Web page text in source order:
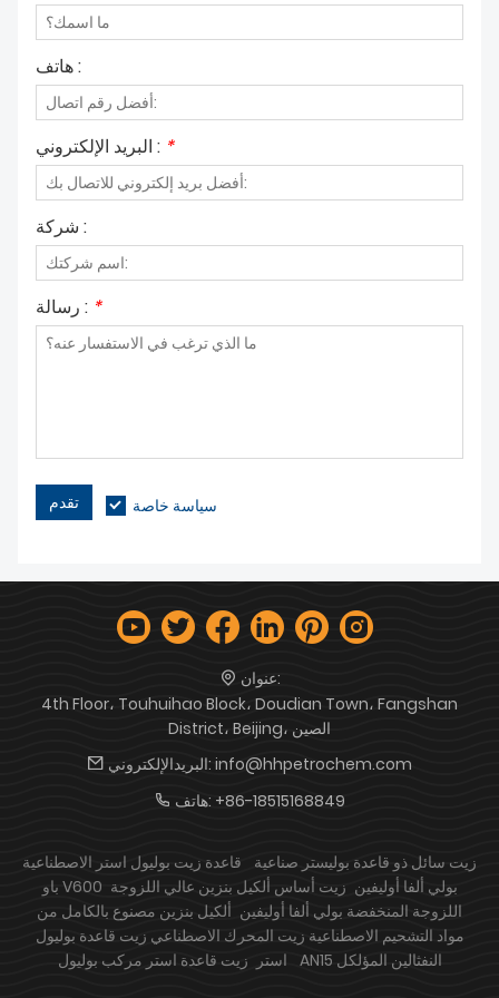
هاتف :
البريد الإلكتروني : *
شركة :
رسالة : *
تقدم سياسة خاصة
عنوان:
4th Floor، Touhuihao Block، Doudian Town، Fangshan
District، Beijing، الصين
البريدالإلكتروني: info@hhpetrochem.com
هاتف: +86-18515168849
زيت سائل ذو قاعدة بوليستر صناعية
قاعدة زيت بوليول استر الاصطناعية
باو V600 بولي ألفا أوليفين زيت أساس ألكيل بنزين عالي اللزوجة
اللزوجة المنخفضة بولي ألفا أوليفين ألكيل بنزين مصنوع بالكامل من
مواد التشحيم الاصطناعية زيت المحرك الاصطناعي زيت قاعدة بوليول
استر زيت قاعدة استر مركب بوليول AN15 النفثالين المؤلكل